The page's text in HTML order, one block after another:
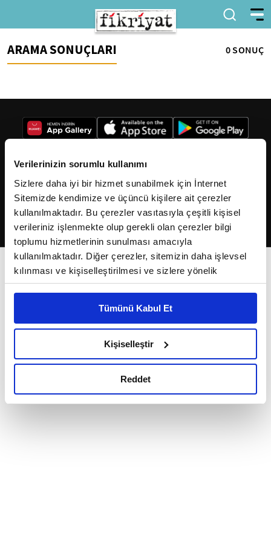
Verilerinizin sorumlu kullanımı
Sizlere daha iyi bir hizmet sunabilmek için İnternet
Sitemizde kendimize ve üçüncü kişilere ait çerezler
kullanılmaktadır. Bu çerezler vasıtasıyla çeşitli kişisel
verileriniz işlenmekte olup gerekli olan çerezler bilgi
toplumu hizmetlerinin sunulması amacıyla
kullanılmaktadır. Diğer çerezler, sitemizin daha işlevsel
kılınması ve kişiselleştirilmesi ve sizlere yönelik
reklam/pazarlama faaliyetlerinin yapılması, amaçlarıyla
Çerezlere ilişkin tercihlerinizi çerez paneli vasıtasıyla
belirleyebilirsiniz. Çerezlere ilişkin detaylı bilgi için
Ayarlar butonuna tıklayabilir,Çerez Bilgilendirme
Metnimizi ziyaret edebilirsiniz.
okumak ve sitemizi ziyaretiniz kapsamında
Tümünü Kabul Et
Kişiselleştir
Reddet
ARAMA SONUÇLARI 0 SONUÇ
2026Fikriyat. Tüm hakları saklıdır.